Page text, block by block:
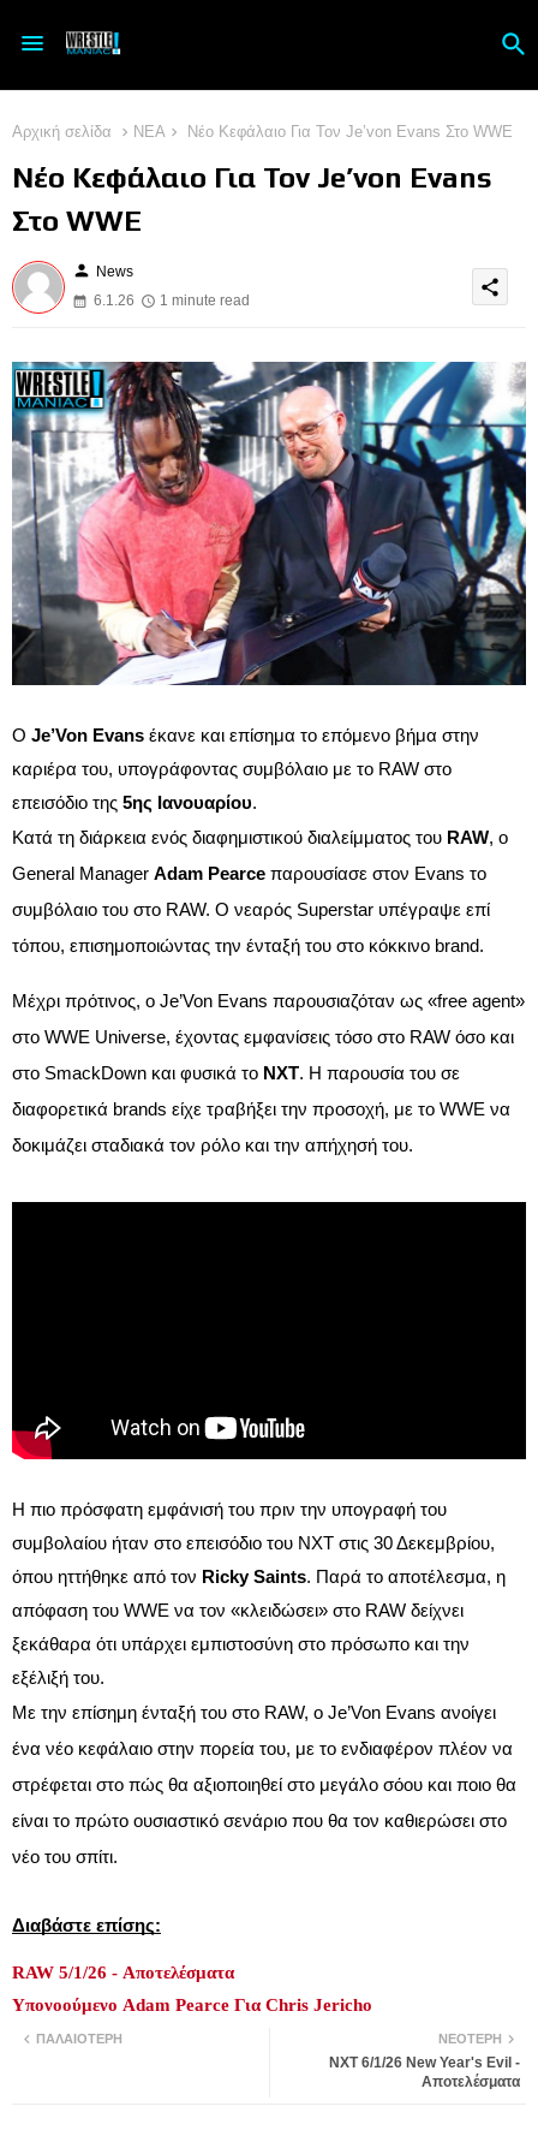
Αρχική σελίδα ΝΕΑ Νέο Κεφάλαιο Για Τον Je’von Evans Στο WWE
Νέο Κεφάλαιο Για Τον Je’von Evans
Στο WWE
person News
6.1.26
1 minute read
share
Ο Je’Von Evans έκανε και επίσημα το επόμενο βήμα στην
καριέρα του, υπογράφοντας συμβόλαιο με το RAW στο
επεισόδιο της 5ης Ιανουαρίου.
Κατά τη διάρκεια ενός διαφημιστικού διαλείμματος του RAW, ο
General Manager Adam Pearce παρουσίασε στον Evans το
συμβόλαιο του στο RAW. Ο νεαρός Superstar υπέγραψε επί
τόπου, επισημοποιώντας την ένταξή του στο κόκκινο brand.
Μέχρι πρότινος, ο Je’Von Evans παρουσιαζόταν ως «free agent»
στο WWE Universe, έχοντας εμφανίσεις τόσο στο RAW όσο και
στο SmackDown και φυσικά το NXT. Η παρουσία του σε
διαφορετικά brands είχε τραβήξει την προσοχή, με το WWE να
δοκιμάζει σταδιακά τον ρόλο και την απήχησή του.
Η πιο πρόσφατη εμφάνισή του πριν την υπογραφή του
συμβολαίου ήταν στο επεισόδιο του NXT στις 30 Δεκεμβρίου,
όπου ηττήθηκε από τον Ricky Saints. Παρά το αποτέλεσμα, η
απόφαση του WWE να τον «κλειδώσει» στο RAW δείχνει
ξεκάθαρα ότι υπάρχει εμπιστοσύνη στο πρόσωπο και την
εξέλιξή του.
Με την επίσημη ένταξή του στο RAW, ο Je’Von Evans ανοίγει
ένα νέο κεφάλαιο στην πορεία του, με το ενδιαφέρον πλέον να
στρέφεται στο πώς θα αξιοποιηθεί στο μεγάλο σόου και ποιο θα
είναι το πρώτο ουσιαστικό σενάριο που θα τον καθιερώσει στο
νέο του σπίτι.
Διαβάστε επίσης:
RAW 5/1/26 - Αποτελέσματα
Υπονοούμενο Adam Pearce Για Chris Jericho
ΝΕΌΤΕΡΗ
NXT 6/1/26 New Year's Evil -
Αποτελέσματα
ΠΑΛΑΙΌΤΕΡΗ